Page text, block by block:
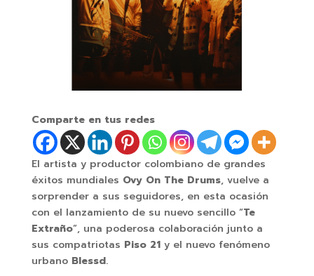
Comparte en tus redes
El artista y productor colombiano de grandes
éxitos mundiales Ovy On The Drums, vuelve a
sorprender a sus seguidores, en esta ocasión
con el lanzamiento de su nuevo sencillo “Te
Extraño”, una poderosa colaboración junto a
sus compatriotas Piso 21 y el nuevo fenómeno
urbano Blessd.